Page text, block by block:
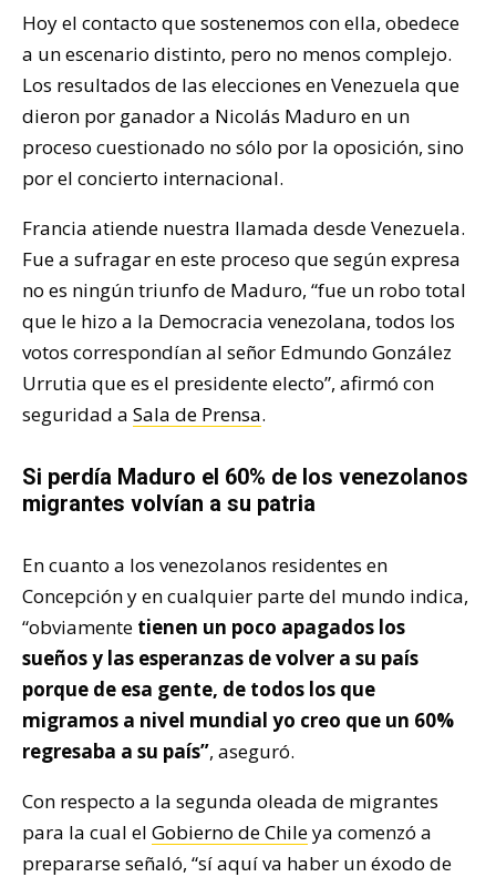
Hoy el contacto que sostenemos con ella, obedece
a un escenario distinto, pero no menos complejo.
Los resultados de las elecciones en Venezuela que
dieron por ganador a Nicolás Maduro en un
proceso cuestionado no sólo por la oposición, sino
por el concierto internacional.
Francia atiende nuestra llamada desde Venezuela.
Fue a sufragar en este proceso que según expresa
no es ningún triunfo de Maduro, “fue un robo total
que le hizo a la Democracia venezolana, todos los
votos correspondían al señor Edmundo González
Urrutia que es el presidente electo”, afirmó con
seguridad a Sala de Prensa.
Si perdía Maduro el 60% de los venezolanos
migrantes volvían a su patria
En cuanto a los venezolanos residentes en
Concepción y en cualquier parte del mundo indica,
“obviamente tienen un poco apagados los
sueños y las esperanzas de volver a su país
porque de esa gente, de todos los que
migramos a nivel mundial yo creo que un 60%
regresaba a su país”, aseguró.
Con respecto a la segunda oleada de migrantes
para la cual el Gobierno de Chileya comenzó a
prepararse señaló, “sí aquí va haber un éxodo de